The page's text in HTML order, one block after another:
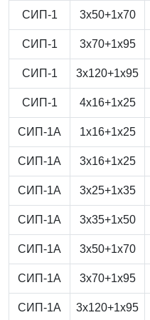
СИП-1 3x50+1x70
СИП-1 3x70+1x95
СИП-1 3x120+1x95
СИП-1 4x16+1x25
СИП-1А 1x16+1x25
СИП-1А 3x16+1x25
СИП-1А 3x25+1x35
СИП-1А 3x35+1x50
СИП-1А 3x50+1x70
СИП-1А 3x70+1x95
СИП-1А 3x120+1x95